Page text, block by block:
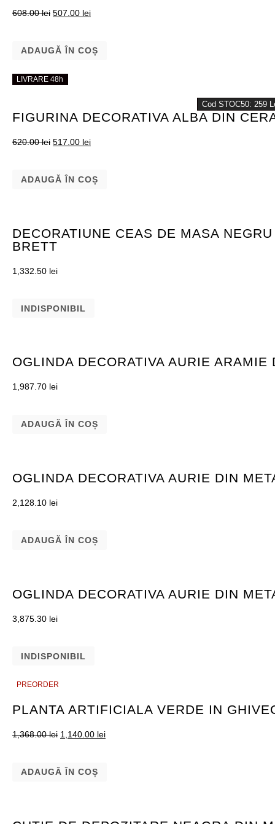
608.00lei 507.00 lei
ADAUGĂ ÎN COȘ
LIVRARE 48h
LIVRARE 48h
Cod STOC50: 259
FIGURINA DECORATIVA ALBA DIN
620.00lei 517.00 lei
ADAUGĂ ÎN COȘ
DECORATIUNE CEAS DE MASA
BRETT
1,332.50 lei
INDISPONIBIL
OGLINDA DECORATIVA AURIE
1,987.70 lei
ADAUGĂ ÎN COȘ
OGLINDA DECORATIVA AURIE DIN
2,128.10 lei
ADAUGĂ ÎN COȘ
OGLINDA DECORATIVA AURIE DIN
3,875.30 lei
INDISPONIBIL
PREORDER
PREORDER
PLANTA ARTIFICIALA VERDE IN
1,368.00lei 1,140.00 lei
ADAUGĂ ÎN COȘ